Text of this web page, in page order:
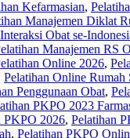
Kefarmasian,
Manajemen Diklat
Obat se-
Manajemen RS
Online 2026,
Pelatihan Online Rumah
Penggunaan Obat,
PKPO 2023
PKPO 2026, Pelatihan
, Pelatihan PKPO